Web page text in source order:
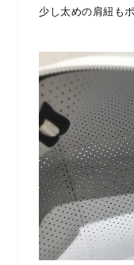
少し太めの肩紐も